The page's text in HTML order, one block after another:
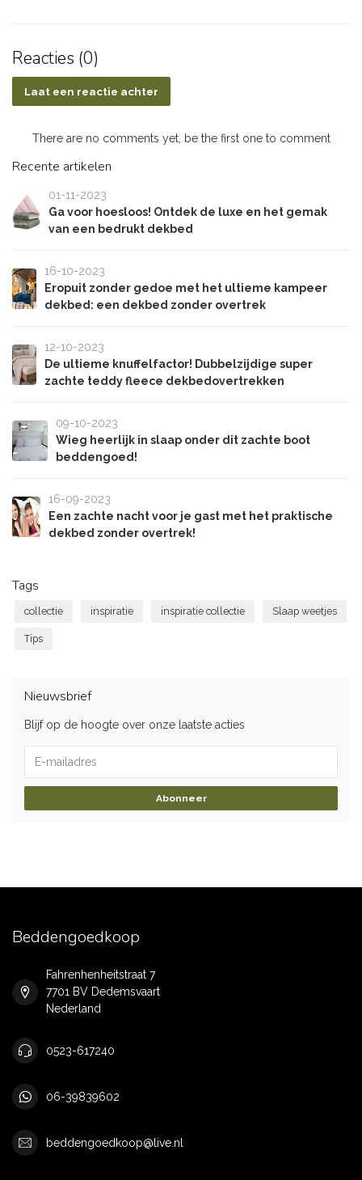
Reacties (0)
Laat een reactie achter
There are no comments yet, be the first one to comment
Recente artikelen
01-11-2023
Ga voor hoesloos! Ontdek de luxe en het gemak
van een bedrukt dekbed
16-10-2023
Eropuit zonder gedoe met het ultieme kampeer
dekbed: een dekbed zonder overtrek
12-10-2023
De ultieme knuffelfactor! Dubbelzijdige super
zachte teddy fleece dekbedovertrekken
09-10-2023
Wieg heerlijk in slaap onder dit zachte boot
beddengoed!
16-09-2023
Een zachte nacht voor je gast met het praktische
dekbed zonder overtrek!
Tags
collectie inspiratie inspiratie collectie Slaap weetjes
Tips
Nieuwsbrief
Blijf op de hoogte over onze laatste acties
Abonneer
Beddengoedkoop
Fahrenhenheitstraat 7
7701 BV Dedemsvaart
Nederland
0523-617240
06-39839602
beddengoedkoop@live.nl